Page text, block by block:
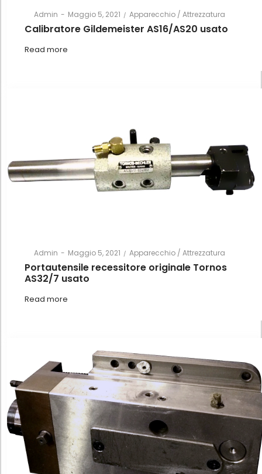
ByAdmin
Posted
on
Maggio 5, 2021
Posted
in
Apparecchio / Attrezzatura
Calibratore Gildemeister AS16/AS20 usato
Read more
ByAdmin
Posted
on
Maggio 5, 2021
Posted
in
Apparecchio / Attrezzatura
Portautensile recessitore originale Tornos
AS32/7 usato
Read more